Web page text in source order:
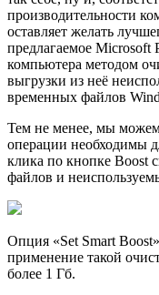
производительности
оставляет желать
предлагаемое Microsoft
компьютера методом
выгрузки из неё
временных файлов
Тем не менее, мы можем
операции необходимы
клика по кнопке Boost
файлов и
Опция «Set Smart
применение такой
более 1 Гб.